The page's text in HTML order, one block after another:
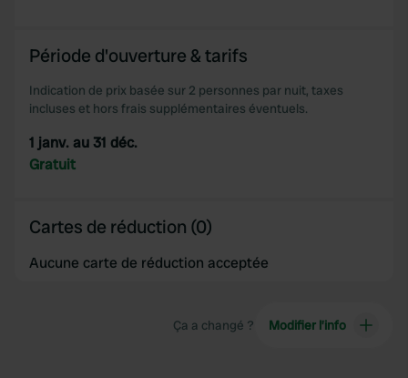
Période d'ouverture & tarifs
Indication de prix basée sur 2 personnes par nuit, taxes
incluses et hors frais supplémentaires éventuels.
1 janv. au 31 déc.
Gratuit
Cartes de réduction (0)
Aucune carte de réduction acceptée
Ça a changé ? Modifier l’info